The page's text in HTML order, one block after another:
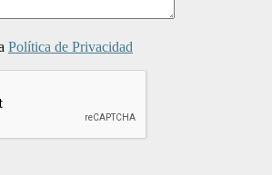
Política de Privacidad